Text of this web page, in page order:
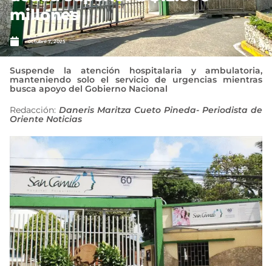
millones
octubre 7, 2025
Suspende la atención hospitalaria y ambulatoria,
manteniendo solo el servicio de urgencias mientras
busca apoyo del Gobierno Nacional
Redacción:Daneris Maritza Cueto Pineda- Periodista de
Oriente Noticias